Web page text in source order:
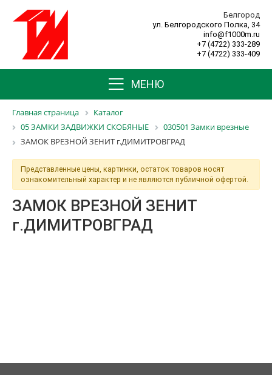
Белгород
ул. Белгородского Полка, 34
info@f1000m.ru
+7 (4722) 333-289
+7 (4722) 333-409
МЕНЮ
Главная страница
Каталог
05 ЗАМКИ ЗАДВИЖКИ СКОБЯНЫЕ
030501 Замки врезные
ЗАМОК ВРЕЗНОЙ ЗЕНИТ г.ДИМИТРОВГРАД
Представленные цены, картинки, остаток товаров носят
ознакомительный характер и не являются публичной офертой.
ЗАМОК ВРЕЗНОЙ ЗЕНИТ
г.ДИМИТРОВГРАД